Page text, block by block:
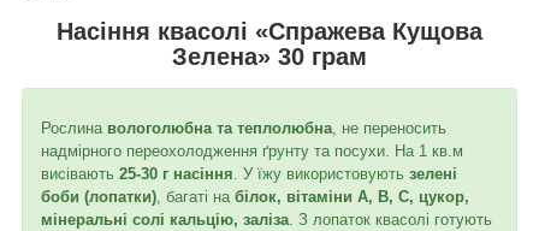
Насіння квасолі «Спражева Кущова
Зелена» 30 грам
Рослина вологолюбна та теплолюбна, не переносить
надмірного переохолодження ґрунту та посухи. На 1 кв.м
висівають 25-30 г насіння. У їжу використовують зелені
боби (лопатки), багаті на білок, вітаміни A, B, C, цукор,
мінеральні солі кальцію, заліза. З лопаток квасолі готують